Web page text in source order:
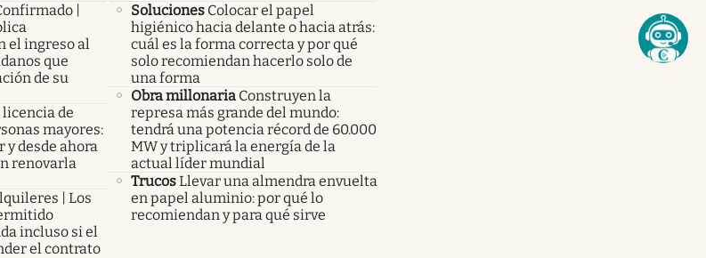
|
el ingreso al
que
de su
licencia de
mayores:
y desde ahora
renovarla
| Los
incluso si el
el contrato
Soluciones Colocar el papel
higiénico hacia delante o hacia atrás:
cuál es la forma correcta y por qué
solo recomiendan hacerlo solo de
una forma
Obra millonaria Construyen la
represa más grande del mundo:
tendrá una potencia récord de 60.000
MW y triplicará la energía de la
actual líder mundial
TrucosLlevar una almendra envuelta
en papel aluminio: por qué lo
recomiendan y para qué sirve